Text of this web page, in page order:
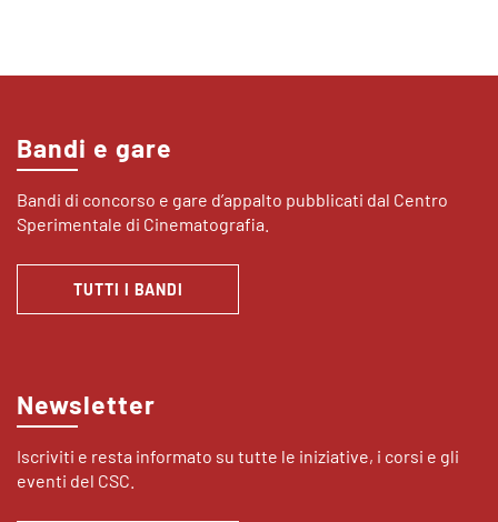
Bandi e gare
Bandi di concorso e gare d’appalto pubblicati dal Centro
Sperimentale di Cinematografia.
TUTTI I BANDI
Newsletter
Iscriviti e resta informato su tutte le iniziative, i corsi e gli
eventi del CSC.